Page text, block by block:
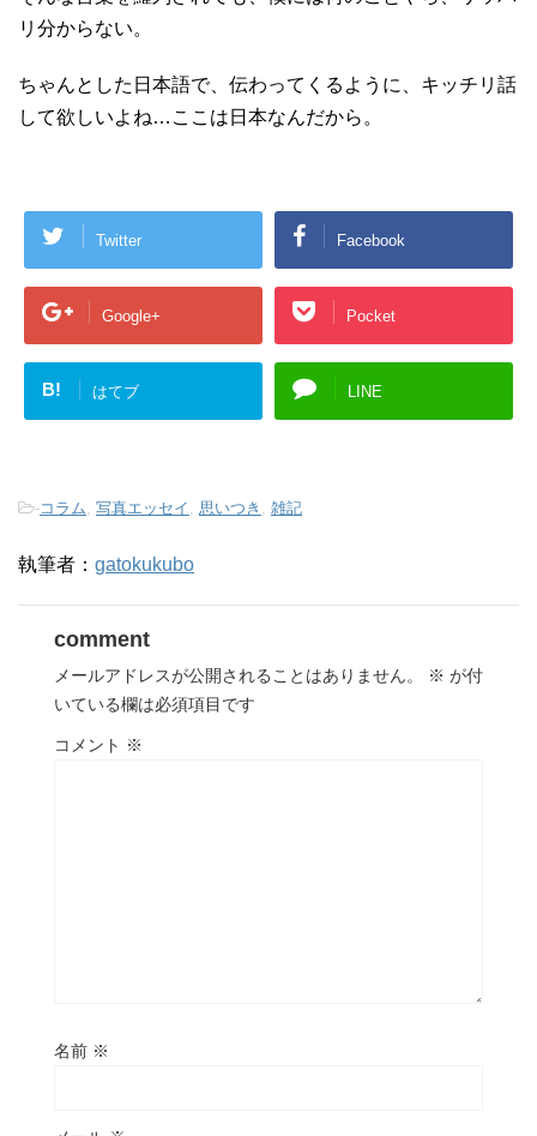
リ分からない。
ちゃんとした日本語で、伝わってくるように、キッチリ話
して欲しいよね…ここは日本なんだから。
Twitter Facebook
Google+ Pocket
B! はてブ LINE
-コラム, 写真エッセイ , 思いつき , 雑記
執筆者： gatokukubo
comment
メールアドレスが公開されることはありません。 ※ が付
いている欄は必須項目です
コメント ※
名前 ※